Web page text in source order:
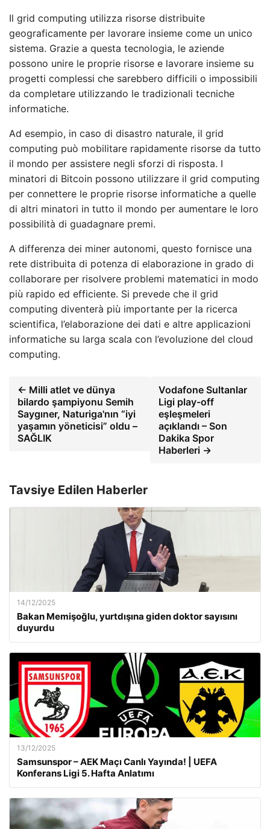
Il grid computing utilizza risorse distribuite
geograficamente per lavorare insieme come un unico
sistema. Grazie a questa tecnologia, le aziende
possono unire le proprie risorse e lavorare insieme su
progetti complessi che sarebbero difficili o impossibili
da completare utilizzando le tradizionali tecniche
informatiche.
Ad esempio, in caso di disastro naturale, il grid
computing può mobilitare rapidamente risorse da tutto
il mondo per assistere negli sforzi di risposta. I
minatori di Bitcoin possono utilizzare il grid computing
per connettere le proprie risorse informatiche a quelle
di altri minatori in tutto il mondo per aumentare le loro
possibilità di guadagnare premi.
A differenza dei miner autonomi, questo fornisce una
rete distribuita di potenza di elaborazione in grado di
collaborare per risolvere problemi matematici in modo
più rapido ed efficiente. Si prevede che il grid
computing diventerà più importante per la ricerca
scientifica, l’elaborazione dei dati e altre applicazioni
informatiche su larga scala con l’evoluzione del cloud
computing.
← Milli atlet ve dünya
bilardo şampiyonu Semih
Saygıner, Naturiga'nın “iyi
yaşamın yöneticisi” oldu –
SAĞLIK
Vodafone Sultanlar
Ligi play-off
eşleşmeleri
açıklandı – Son
Dakika Spor
Haberleri →
Tavsiye Edilen Haberler
14/12/2025
Bakan Memişoğlu, yurtdışına giden doktor sayısını
duyurdu
13/12/2025
Samsunspor – AEK Maçı Canlı Yayında! | UEFA
Konferans Ligi 5. Hafta Anlatımı